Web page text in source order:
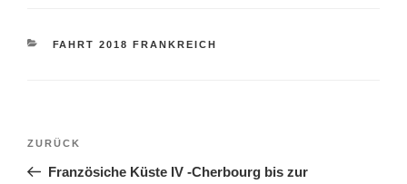
KATEGORIEN
FAHRT 2018 FRANKREICH
Beitragsnavigation
Vorheriger
Beitrag
ZURÜCK
Französiche Küste IV -Cherbourg bis zur